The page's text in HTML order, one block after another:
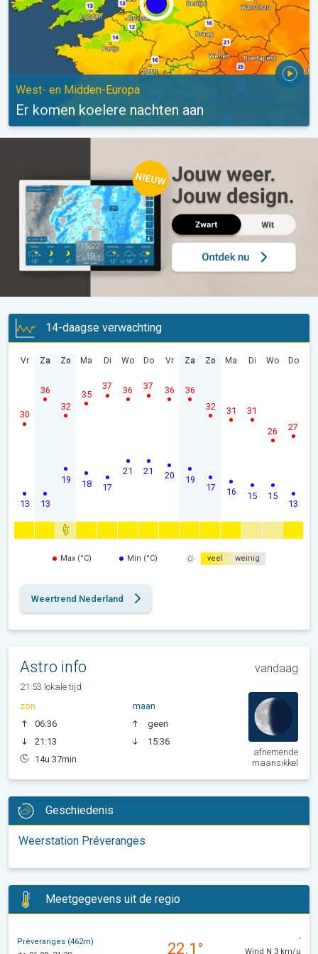
West- en Midden-Europa
Er komen koelere nachten aan
14-daagse verwachting
Vr
13
30
Za
13
36
Zo
19
32
Ma
18
35
Di
17
37
Wo
21
36
Do
21
37
Vr
20
36
Za
19
36
Zo
17
32
Ma
16
31
Di
15
31
Wo
15
26
Do
13
27
Max (°C) Min (°C) veel weinig
Weertrend Nederland
Astro info vandaag
21:53 lokale tijd
zon
06:36
21:13
14u 37min
maan
geen
15:36
afnemende
maansikkel
Geschiedenis
Weerstation Préveranges
Meetgegevens uit de regio
Préveranges (462m)
22.1°
-
Wind N 3 km/u